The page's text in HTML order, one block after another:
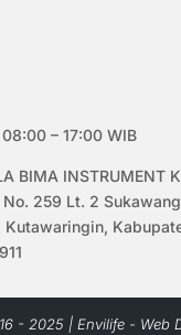
– 17:00 WIB
BIMA INSTRUMENT
259 Lt. 2
Kutawaringin,
- 2025 | Envilife - Web